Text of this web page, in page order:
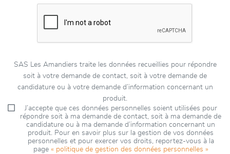
SAS Les Amandiers traite les données recueillies pour répondre
soit à votre demande de contact, soit à votre demande de
candidature ou à votre demande d’information concernant un
produit.
J’accepte que ces données personnelles soient utilisées pour
répondre soit à ma demande de contact, soit à ma demande de
candidature ou à ma demande d’information concernant un
produit. Pour en savoir plus sur la gestion de vos données
personnelles et pour exercer vos droits, reportez-vous à la
page « politique de gestion des données personnelles »